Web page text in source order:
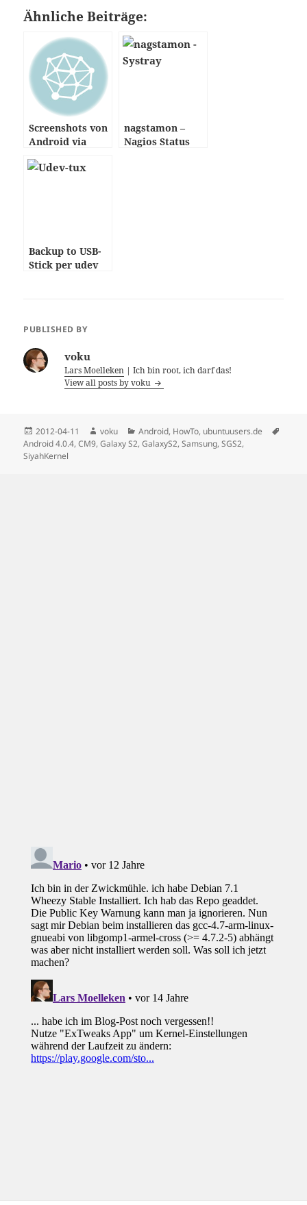
Ähnliche Beiträge:
Screenshots von
Android via
nagstamon –
Nagios Status
Backup to USB-
Stick per udev
PUBLISHED BY
voku
Lars Moelleken | Ich bin root, ich darf das!
View all posts by voku
Posted
on
2012-04-11 Author
voku Categories
Android, HowTo, ubuntuusers.de
Android 4.0.4,CM9,Galaxy S2,GalaxyS2,Samsung,SGS2,
SiyahKernel